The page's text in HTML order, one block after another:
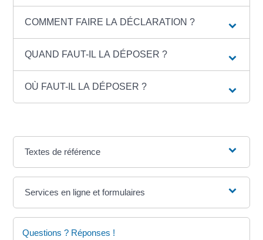
COMMENT FAIRE LA DÉCLARATION ?
QUAND FAUT-IL LA DÉPOSER ?
OÙ FAUT-IL LA DÉPOSER ?
Textes de référence
Services en ligne et formulaires
Questions ? Réponses !